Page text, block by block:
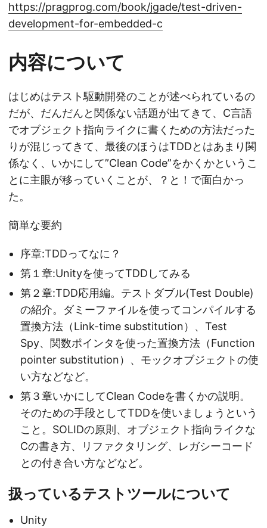
https://pragprog.com/book/jgade/test-driven-
development-for-embedded-c
内容について
はじめはテスト駆動開発のことが述べられているの
だが、だんだんと関係ない話題が出てきて、C言語
でオブジェクト指向ライクに書くための方法だった
りが混じってきて、最後のほうはTDDとはあまり関
係なく、いかにして”Clean Code”をかくかというこ
とに主眼が移っていくことが、？と！で面白かっ
た。
簡単な要約
序章:TDDってなに？
第１章:Unityを使ってTDDしてみる
第２章:TDD応用編。テストダブル(Test Double)
の紹介。ダミーファイルを使ってコンパイルする
置換方法（Link-time substitution）、Test
Spy、関数ポインタを使った置換方法（Function
pointer substitution）、モックオブジェクトの使
い方などなど。
第３章いかにしてClean Codeを書くかの説明。
そのための手段としてTDDを使いましょうという
こと。SOLIDの原則、オブジェクト指向ライクな
Cの書き方、リファクタリング、レガシーコード
との付き合い方などなど。
扱っているテストツールについて
Unity